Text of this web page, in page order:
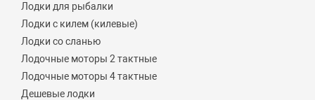
Лодки для рыбалки
Лодки с килем (килевые)
Лодки со сланью
Лодочные моторы 2 тактные
Лодочные моторы 4 тактные
Дешевые лодки